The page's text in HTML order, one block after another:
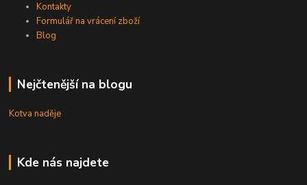
Kontakty
Formulář na vrácení zboží
Blog
Nejčtenější na blogu
Kotva naděje
Kde nás najdete